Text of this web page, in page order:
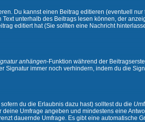
Du kannst einen Beitrag editieren (eventuell
unterhalb des Beitrags lesen können, der
editiert hat (Sie sollten eine Nachricht
anhängen-Funktion während der
immer noch verhindern, indem du die
du die Erlaubnis dazu hast) solltest du die
Umfrage angeben und mindestens eine
dauernde Umfrage. Es gibt eine automatische